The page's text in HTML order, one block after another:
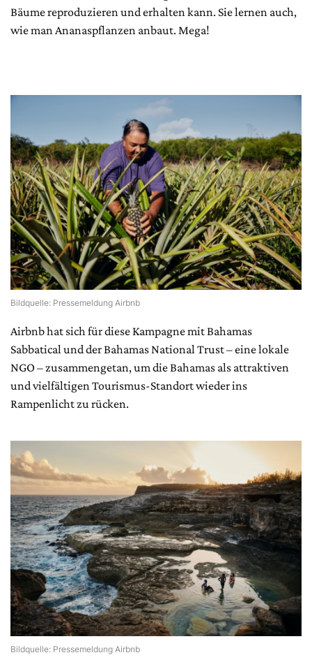
Bäume reproduzieren und erhalten kann. Sie lernen auch,
wie man Ananaspflanzen anbaut. Mega!
Bildquelle: Pressemeldung Airbnb
Airbnb hat sich für diese Kampagne mit Bahamas
Sabbatical und der Bahamas National Trust – eine lokale
NGO – zusammengetan, um die Bahamas als attraktiven
und vielfältigen Tourismus-Standort wieder ins
Rampenlicht zu rücken.
Bildquelle: Pressemeldung Airbnb